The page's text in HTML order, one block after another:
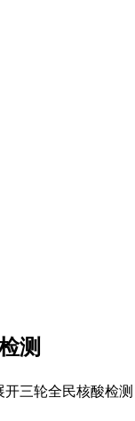
测
三轮全民核酸检